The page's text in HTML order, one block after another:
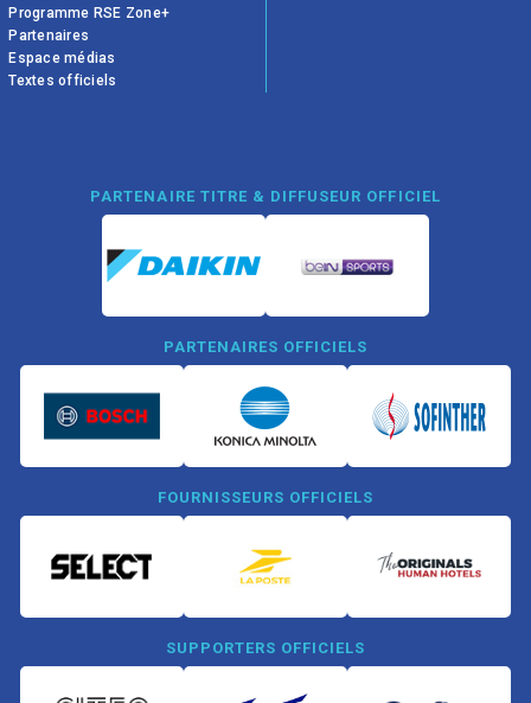
Programme RSE Zone+
Partenaires
Espace médias
Textes officiels
PARTENAIRE TITRE & DIFFUSEUR OFFICIEL
PARTENAIRES OFFICIELS
FOURNISSEURS OFFICIELS
SUPPORTERS OFFICIELS